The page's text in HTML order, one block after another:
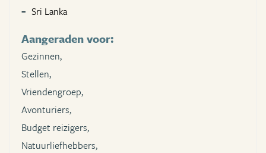
Sri Lanka
Aangeraden voor:
Gezinnen,
Stellen,
Vriendengroep,
Avonturiers,
Budget reizigers,
Natuurliefhebbers,